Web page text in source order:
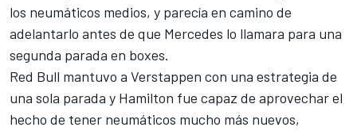
los neumáticos medios, y parecía en camino de
adelantarlo antes de que Mercedes lo llamara para una
segunda parada en boxes.
Red Bull mantuvo a Verstappen con una estrategia de
una sola parada y Hamilton fue capaz de aprovechar el
hecho de tener neumáticos mucho más nuevos,